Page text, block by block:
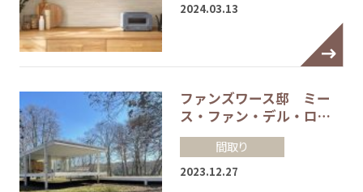
2024.03.13
ファンズワース邸 ミー
ス・ファン・デル・ロ…
間取り
2023.12.27